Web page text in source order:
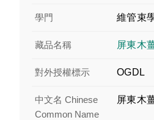
學門 維管束
藏品名稱 屏東木
對外授權標示 OGDL
中文名 Chinese
Common Name
屏東木